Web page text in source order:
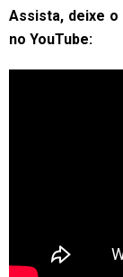
Assista, deixe o
no YouTube: